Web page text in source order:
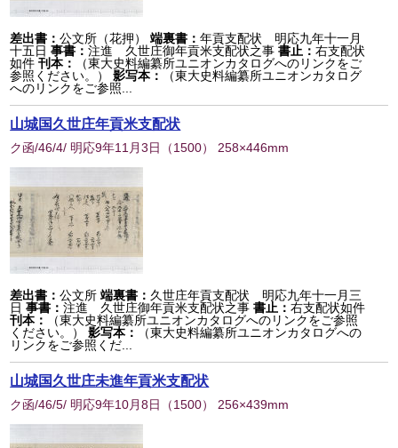
差出書：公文所（花押） 端裏書：年貢支配状 明応九年十一月
十五日 事書：注進 久世庄御年貢米支配状之事 書止：右支配状
如件 刊本：
（東大史料編纂所ユニオンカタログへのリンクをご
参照ください。）
影写本：
（東大史料編纂所ユニオンカタログ
へのリンクをご参照...
山城国久世庄年貢米支配状
ク函/46/4/ 明応9年11月3日 （1500） 258×446mm
差出書：公文所 端裏書： 久世庄年貢支配状 明応九年十一月三
日 事書：注進 久世庄御年貢米支配状之事 書止：右支配状如件
刊本：
（東大史料編纂所ユニオンカタログへのリンクをご参照
ください。）
影写本：
（東大史料編纂所ユニオンカタログへの
リンクをご参照くだ...
山城国久世庄未進年貢米支配状
ク函/46/5/ 明応9年10月8日 （1500） 256×439mm